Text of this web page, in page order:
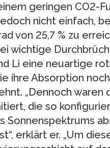
geringen CO2-
nicht einfach,
von 25,7 % zu
wichtige
Li eine neuartige
ihre Absorption
„Dennoch waren
die so
Sonnenspektrums
erklärt er. „Um